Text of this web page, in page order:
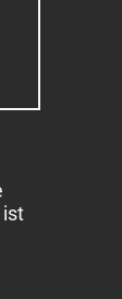
ist